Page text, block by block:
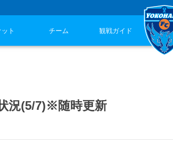
ト チーム 観戦ガイド
況(5/7)※随時更新